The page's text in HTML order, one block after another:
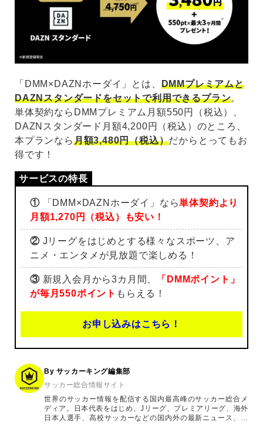
「DMM×DAZNホーダイ」とは、 DMMプレミアムと
DAZNスタンダードをセットで利用できるプラン。
単体契約ならDMMプレミアム月額550円（税込）、
DAZNスタンダード月額4,200円（税込）のところ、
本プランなら月額3,480円（税込）だからとってもお
得です！
①「DMM×DAZNホーダイ」なら単体契約より
月額1,270円（税込）も安い！
②Jリーグをはじめとする様々なスポーツ、ア
ニメ・エンタメが見放題で楽しめる！
③新規入会月から3カ月間、
「DMMポイント」
が毎月550ポイント もらえる！
お申し込みはこちら！
By サッカーキング編集部
サッカー総合情報サイト
世界のサッカー情報を配信する国内最高峰のサッカー総合メ
ディア。日本代表をはじめ、Jリーグ、プレミアリーグ、海外
日本人選手、高校サッカーなどの国内外の最新ニュース、コ